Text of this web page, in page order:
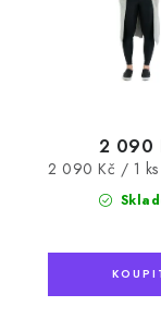
2 090
Měrná
2 090 Kč / 1 ks